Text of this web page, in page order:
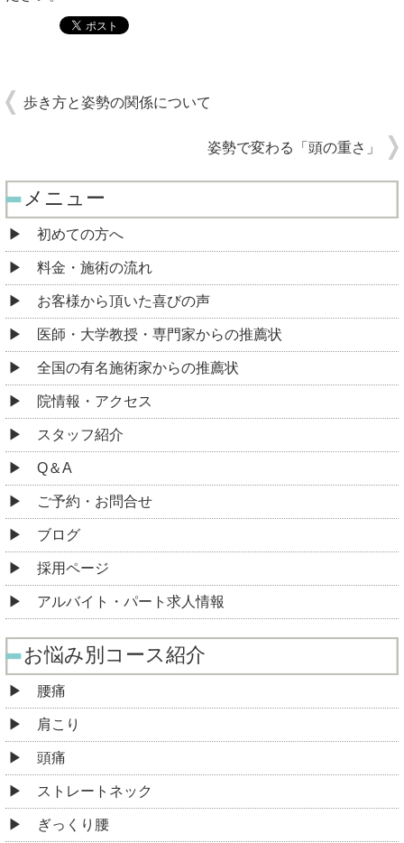
歩き方と姿勢の関係について
姿勢で変わる「頭の重さ」
メニュー
初めての方へ
料金・施術の流れ
お客様から頂いた喜びの声
医師・大学教授・専門家からの推薦状
全国の有名施術家からの推薦状
院情報・アクセス
スタッフ紹介
Q＆A
ご予約・お問合せ
ブログ
採用ページ
アルバイト・パート求人情報
お悩み別コース紹介
腰痛
肩こり
頭痛
ストレートネック
ぎっくり腰